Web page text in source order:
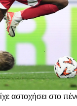
αστοχήσει στο